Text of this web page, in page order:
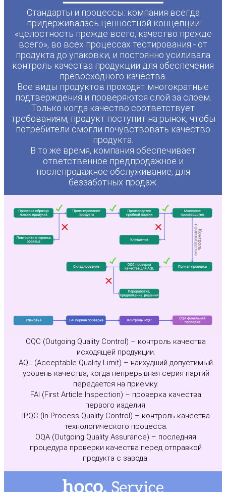
Стандарты и процессы: компания всегда
придерживалась ценностной концепции
«целостность прежде всего, качество прежде
всего», во всех процессах тестирования - от
продукта до упаковки, и постоянно усиливала
контроль качества продукции для обеспечения
превосходного качества.
Все виды продуктов проходят многократные
подтверждения и проверяются слой за слоем.
Только когда качество соответствует
требованиям, продукт поступит на рынок, чтобы
потребители смогли почувствовать качество
продукта.
В то же время, компания обеспечивает
ответственное предпродажное и
послепродажное обслуживание, для
беззаботных продаж.
OQC (Outgoing Quality Control) – контроль качества
исходящей продукции.
AQL (Acceptable Quality Limit) – наихудший допустимый
уровень качества, когда непрерывная серия партий
передается на приемку.
FAI (First Article Inspection) – проверка качества
первого изделия.
IPQC (In Process Quality Control) – контроль качества
технологического процесса.
OQA (Outgoing Quality Assurance) – последняя
процедура проверки качества перед отправкой
продукта с завода.